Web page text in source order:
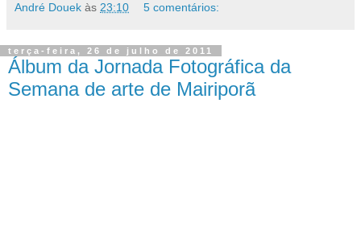
André Douek às 23:10 5 comentários:
terça-feira, 26 de julho de 2011
Álbum da Jornada Fotográfica da
Semana de arte de Mairiporã